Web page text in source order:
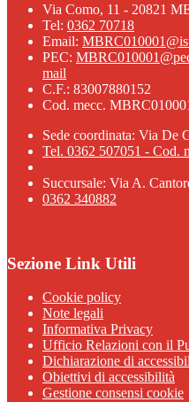
Via Como, 11 - 20821
Tel: 0362 70718
Email:
PEC:
mail
C.F.: 83007880152
Cod. mecc.
Sede coordinata: Via De
Tel. 0362 507051 - Cod.
Succursale: Via A.
0362 340882
Sezione Link Utili
Cookie policy
Note legali
Informativa Privacy
Ufficio Relazioni con il
Dichiarazione di
Obiettivi di accessibilità
Gestione consensi cookie